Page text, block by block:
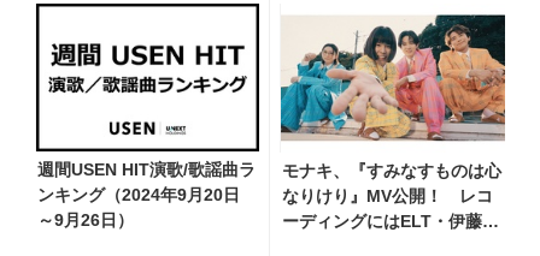
週間USEN HIT演歌/歌謡曲ラ
ンキング（2024年9月20日
～9月26日）
モナキ、『すみなすものは心
なりけり』MV公開！ レコ
ーディングにはELT・伊藤一